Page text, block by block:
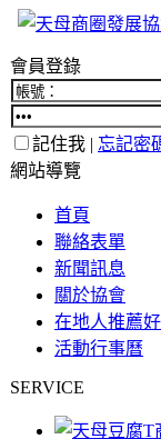
會員登錄
記住我 | 忘記密
網站導覽
首頁
聯絡表單
新聞訊息
關於協會
在地人推薦
活動行事曆
SERVICE